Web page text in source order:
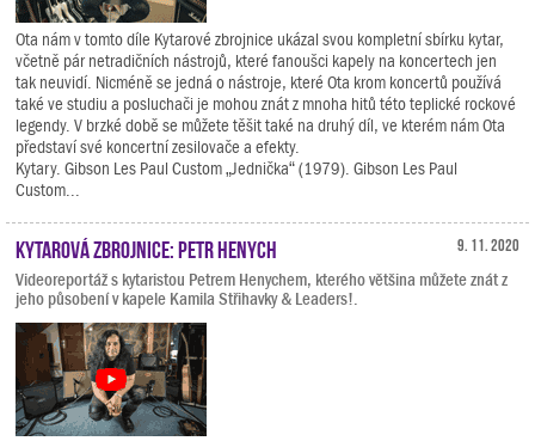
Ota nám v tomto díle Kytarové zbrojnice ukázal svou kompletní sbírku kytar,
včetně pár netradičních nástrojů, které fanoušci kapely na koncertech jen
tak neuvidí. Nicméně se jedná o nástroje, které Ota krom koncertů používá
také ve studiu a posluchači je mohou znát z mnoha hitů této teplické rockové
legendy. V brzké době se můžete těšit také na druhý díl, ve kterém nám Ota
představí své koncertní zesilovače a efekty.
Kytary. Gibson Les Paul Custom „Jednička“ (1979). Gibson Les Paul
Custom...
9. 11. 2020
Kytarová zbrojnice: Petr Henych
Videoreportáž s kytaristou Petrem Henychem, kterého většina můžete znát z
jeho působení v kapele Kamila Střihavky & Leaders!.